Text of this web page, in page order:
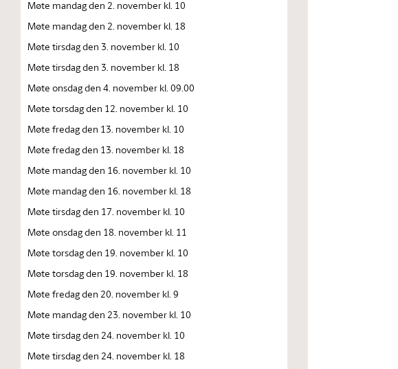
Møte mandag den 2. november kl. 10
Møte mandag den 2. november kl. 18
Møte tirsdag den 3. november kl. 10
Møte tirsdag den 3. november kl. 18
Møte onsdag den 4. november kl. 09.00
Møte torsdag den 12. november kl. 10
Møte fredag den 13. november kl. 10
Møte fredag den 13. november kl. 18
Møte mandag den 16. november kl. 10
Møte mandag den 16. november kl. 18
Møte tirsdag den 17. november kl. 10
Møte onsdag den 18. november kl. 11
Møte torsdag den 19. november kl. 10
Møte torsdag den 19. november kl. 18
Møte fredag den 20. november kl. 9
Møte mandag den 23. november kl. 10
Møte tirsdag den 24. november kl. 10
Møte tirsdag den 24. november kl. 18